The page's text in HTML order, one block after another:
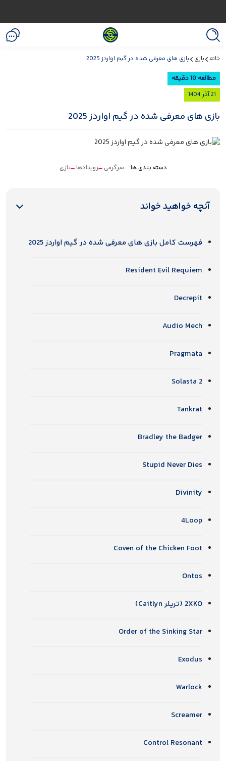
خانه بازی بازی های معرفی شده در گیم اواردز 2025
مطالعه 10 دقیقه
21 آذر 1404
بازی های معرفی شده در گیم اواردز 2025
دسته بندی ها: سرگرمی رویدادها بازی
آنچه خواهید خواند
فهرست کامل بازی های معرفی شده در گیم اواردز 2025
Resident Evil Requiem
Decrepit
Audio Mech
Pragmata
Solasta 2
Tankrat
Bradley the Badger
Stupid Never Dies
Divinity
4Loop
Coven of the Chicken Foot
Ontos
2XKO (تریلر Caitlyn)
Order of the Sinking Star
Exodus
Warlock
Screamer
Control Resonant